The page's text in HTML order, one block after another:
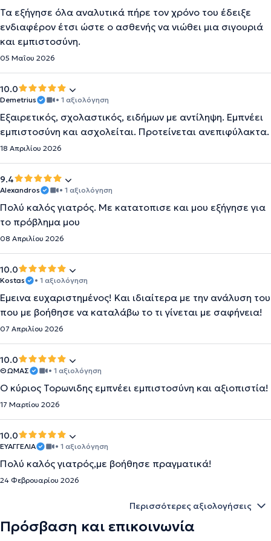
Τα εξήγησε όλα αναλυτικά πήρε τον χρόνο του έδειξε
ενδιαφέρον έτσι ώστε ο ασθενής να νιώθει μια σιγουριά
και εμπιστοσύνη.
05 Μαΐου 2026
10.0
Demetrius • 1 αξιολόγηση
Εξαιρετικός, σχολαστικός, ειδήμων με αντίληψη. Εμπνέει
εμπιστοσύνη και ασχολείται. Προτείνεται ανεπιφύλακτα.
18 Απριλίου 2026
9.4
Alexandros • 1 αξιολόγηση
Πολύ καλός γιατρός. Με κατατοπισε και μου εξήγησε για
το πρόβλημα μου
08 Απριλίου 2026
10.0
Kostas • 1 αξιολόγηση
Έμεινα ευχαριστημένος! Και ιδιαίτερα με την ανάλυση του
που με βοήθησε να καταλάβω το τι γίνεται με σαφήνεια!
07 Απριλίου 2026
10.0
ΘΩΜΑΣ • 1 αξιολόγηση
Ο κύριος Τορωνιδης εμπνέει εμπιστοσύνη και αξιοπιστία!
17 Μαρτίου 2026
10.0
ΕΥΑΓΓΕΛΙΑ • 1 αξιολόγηση
Πολύ καλός γιατρός,με βοήθησε πραγματικά!
24 Φεβρουαρίου 2026
Περισσότερες αξιολογήσεις
Πρόσβαση και επικοινωνία